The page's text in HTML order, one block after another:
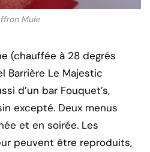
Mule
(chauffée à 28 degrés
Barrière Le Majestic
d’un bar Fouquet’s,
excepté. Deux menus
et en soirée. Les
peuvent être reproduits,